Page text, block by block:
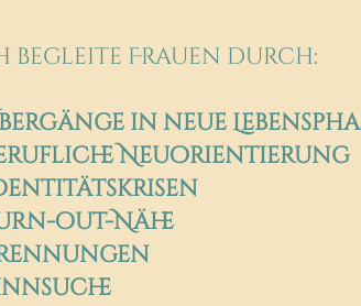
begleite Frauen durch:
in neue
Neuorientierung
out-Nähe